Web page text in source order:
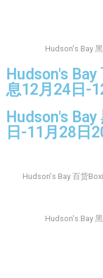
Hudson's Bay
Hudson's
息12月24日-
Hudson's
日-11月28日
Hudson's Bay 百货
Hudson's Bay